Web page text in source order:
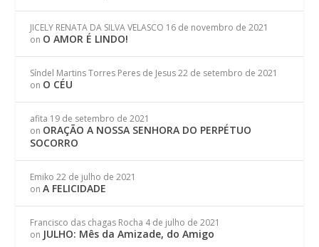
JICELY RENATA DA SILVA VELASCO 16 de novembro de 2021
on O AMOR É LINDO!
Síndel Martins Torres Peres de Jesus 22 de setembro de 2021
on O CÉU
afita 19 de setembro de 2021
on ORAÇÃO A NOSSA SENHORA DO PERPÉTUO
SOCORRO
Emiko 22 de julho de 2021
onA FELICIDADE
Francisco das chagas Rocha 4 de julho de 2021
on JULHO: Mês da Amizade, do Amigo